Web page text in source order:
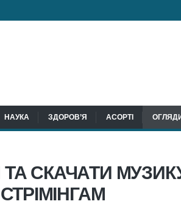
НАУКА ЗДОРОВ’Я АСОРТІ
СКАЧАТИ